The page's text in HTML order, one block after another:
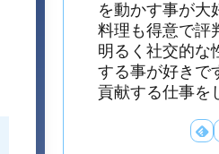
を動かす事が大
料理も得意で評
明るく社交的な
する事が好きで
貢献する仕事を